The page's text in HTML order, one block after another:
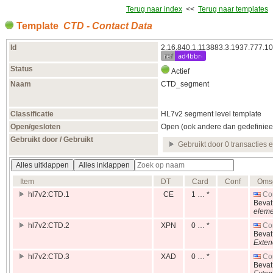
Terug naar index << Terug naar templates
Template CTD - Contact Data
Id
ref ad4bbr-
Status
Actief
Naam
CTD_segment
Classificatie
HL7v2 segment level template
Open/gesloten
Open (ook andere dan
Gebruikt door / Gebruikt
Gebruikt door 0 transacties
Alles uitklappen
Alles inklappen
Item
DT Card Conf
hl7v2:CTD.1
CE 1 … *
hl7v2:CTD.2
XPN 0 … *
hl7v2:CTD.3
XAD 0 … *